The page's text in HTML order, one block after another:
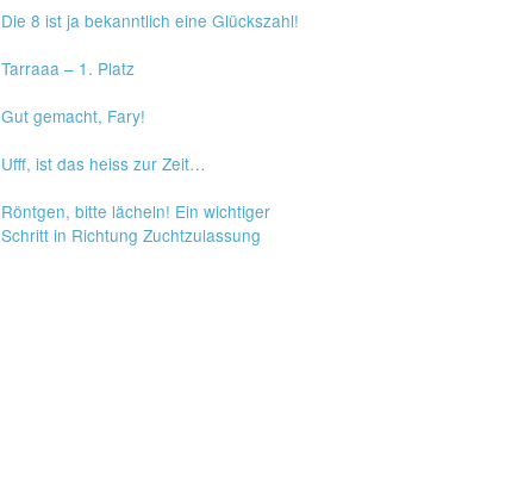
Die 8 ist ja bekanntlich eine Glückszahl!
Tarraaa – 1. Platz
Gut gemacht, Fary!
Ufff, ist das heiss zur Zeit…
Röntgen, bitte lächeln! Ein wichtiger
Schritt in Richtung Zuchtzulassung